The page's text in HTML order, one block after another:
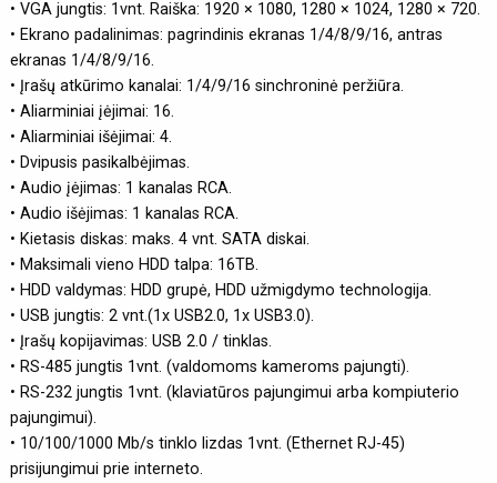
• VGA jungtis: 1vnt. Raiška: 1920 × 1080, 1280 × 1024, 1280 × 720.
• Ekrano padalinimas: pagrindinis ekranas 1/4/8/9/16, antras
ekranas 1/4/8/9/16.
• Įrašų atkūrimo kanalai: 1/4/9/16 sinchroninė peržiūra.
• Aliarminiai įėjimai: 16.
• Aliarminiai išėjimai: 4.
• Dvipusis pasikalbėjimas.
• Audio įėjimas: 1 kanalas RCA.
• Audio išėjimas: 1 kanalas RCA.
• Kietasis diskas: maks. 4 vnt. SATA diskai.
• Maksimali vieno HDD talpa: 16TB.
• HDD valdymas: HDD grupė, HDD užmigdymo technologija.
• USB jungtis: 2 vnt.(1x USB2.0, 1x USB3.0).
• Įrašų kopijavimas: USB 2.0 / tinklas.
• RS-485 jungtis 1vnt. (valdomoms kameroms pajungti).
• RS-232 jungtis 1vnt. (klaviatūros pajungimui arba kompiuterio
pajungimui).
• 10/100/1000 Mb/s tinklo lizdas 1vnt. (Ethernet RJ-45)
prisijungimui prie interneto.